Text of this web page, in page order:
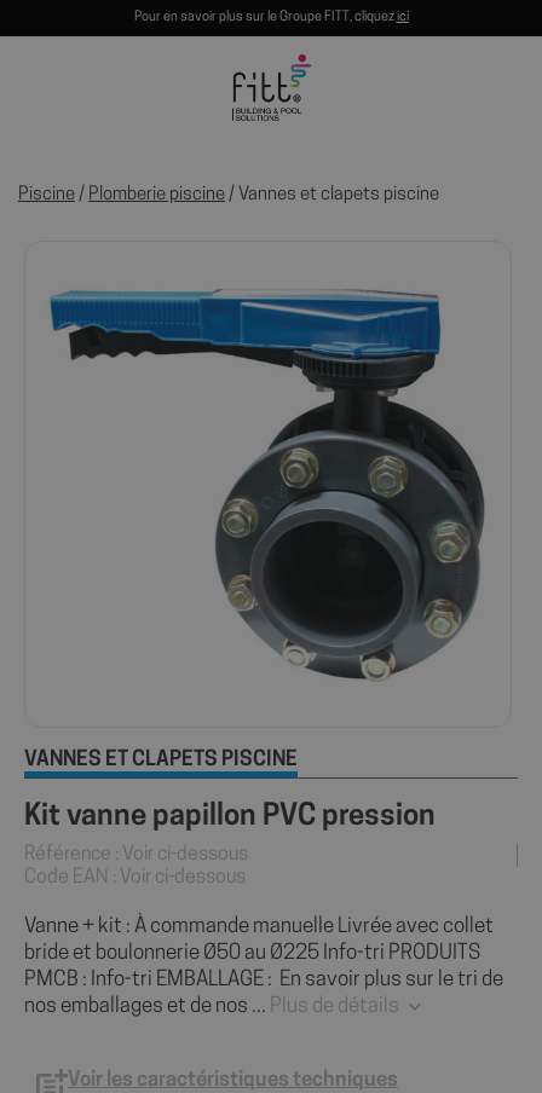
Pour en savoir plus sur le Groupe FITT, cliquezici
Piscine / Plomberie piscine / Vannes et clapets piscine
VANNES ET CLAPETS PISCINE
Kit vanne papillon PVC pression
Référence : Voir ci-dessous
Code EAN : Voir ci-dessous
Vanne + kit : À commande manuelle Livrée avec collet
bride et boulonnerie Ø50 au Ø225 Info-tri PRODUITS
PMCB : Info-tri EMBALLAGE : En savoir plus sur le tri de
nos emballages et de nos ... Plus de détails
Voir les caractéristiques techniques